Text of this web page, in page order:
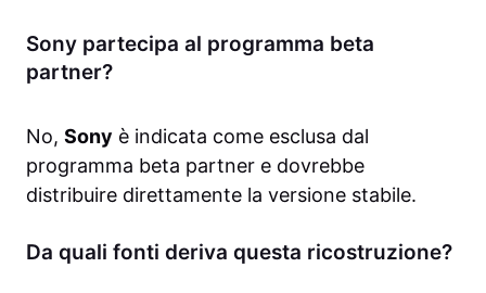
Sony partecipa al programma beta
partner?
No, Sony è indicata come esclusa dal
programma beta partner e dovrebbe
distribuire direttamente la versione stabile.
Da quali fonti deriva questa ricostruzione?